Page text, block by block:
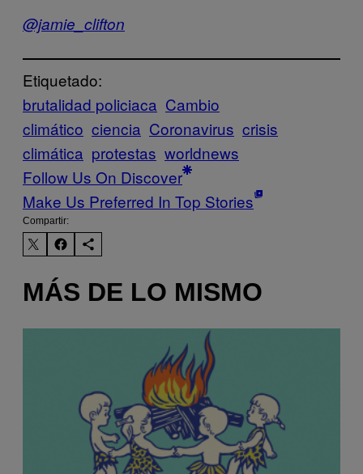
@jamie_clifton
Etiquetado:
brutalidad policiaca Cambio
climático ciencia Coronavirus crisis
climática protestas worldnews
Follow Us On Discover
Make Us Preferred In Top Stories
Compartir:
MÁS DE LO MISMO